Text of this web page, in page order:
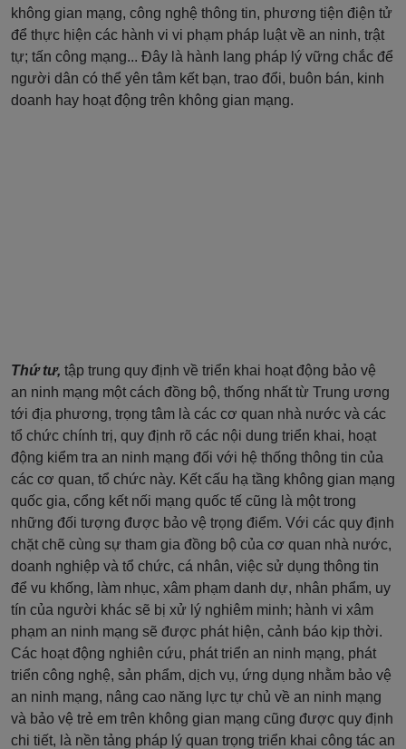
không gian mạng, công nghệ thông tin, phương tiện điện tử
để thực hiện các hành vi vi phạm pháp luật về an ninh, trật
tự; tấn công mạng... Đây là hành lang pháp lý vững chắc để
người dân có thể yên tâm kết bạn, trao đổi, buôn bán, kinh
doanh hay hoạt động trên không gian mạng.
Thứ tư, tập trung quy định về triển khai hoạt động bảo vệ
an ninh mạng một cách đồng bộ, thống nhất từ Trung ương
tới địa phương, trọng tâm là các cơ quan nhà nước và các
tổ chức chính trị, quy định rõ các nội dung triển khai, hoạt
động kiểm tra an ninh mạng đối với hệ thống thông tin của
các cơ quan, tổ chức này. Kết cấu hạ tầng không gian mạng
quốc gia, cổng kết nối mạng quốc tế cũng là một trong
những đối tượng được bảo vệ trọng điểm. Với các quy định
chặt chẽ cùng sự tham gia đồng bộ của cơ quan nhà nước,
doanh nghiệp và tổ chức, cá nhân, việc sử dụng thông tin
để vu khống, làm nhục, xâm phạm danh dự, nhân phẩm, uy
tín của người khác sẽ bị xử lý nghiêm minh; hành vi xâm
phạm an ninh mạng sẽ được phát hiện, cảnh báo kịp thời.
Các hoạt động nghiên cứu, phát triển an ninh mạng, phát
triển công nghệ, sản phẩm, dịch vụ, ứng dụng nhằm bảo vệ
an ninh mạng, nâng cao năng lực tự chủ về an ninh mạng
và bảo vệ trẻ em trên không gian mạng cũng được quy định
chi tiết, là nền tảng pháp lý quan trọng triển khai công tác an